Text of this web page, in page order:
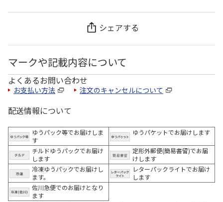
シェアする
マークや記載内容について
よくあるお問い合わせ
お支払い方法 注文のキャンセルについて
配送情報について
ゆうパック等でお届けしま
す
ゆうパケットでお届けします
チルドゆうパックでお届け
します
定形外郵便(簡易書留)でお届
けします
冷凍ゆうパックでお届けし
ます。
レターパックライトでお届け
します
佐川急便でのお届けとなり
ます